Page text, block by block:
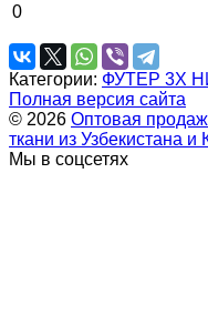
0
Категории: ФУТЕР 3Х
Полная версия сайта
© 2026 Оптовая
ткани из Узбекистана и
Мы в соцсетях